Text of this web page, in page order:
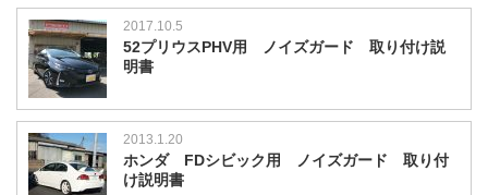
2017.10.5
52プリウスPHV用 ノイズガード 取り付け説
明書
2013.1.20
ホンダ FDシビック用 ノイズガード 取り付
け説明書